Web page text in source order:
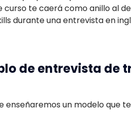
te caerá como anillo al
durante una entrevista en
de entrevista de
un modelo que